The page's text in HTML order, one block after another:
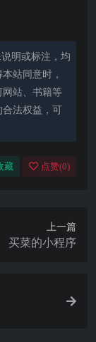
明或标注，均
站同意时，
站、书籍等
法权益，可
藏 点赞(0)
上一篇
买菜的小程序